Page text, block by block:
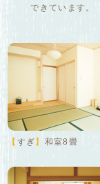
できています。
【 すぎ 】 和室8畳